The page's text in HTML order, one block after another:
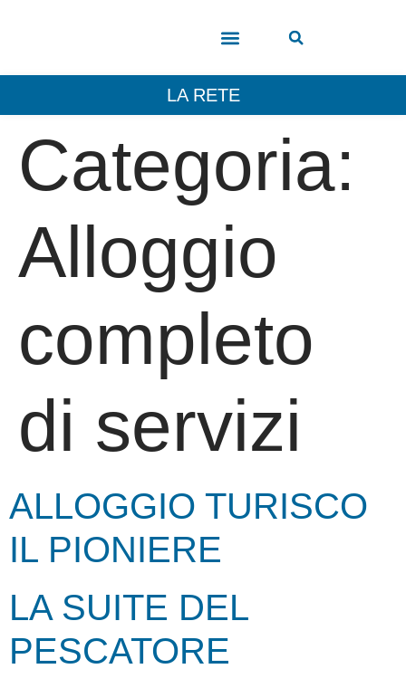
LA RETE
Categoria:
Alloggio
completo
di servizi
ALLOGGIO TURISCO
IL PIONIERE
LA SUITE DEL
PESCATORE